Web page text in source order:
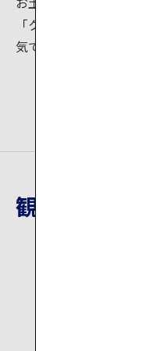
「クロタマゴ肌マス
気です。
観光地詳細